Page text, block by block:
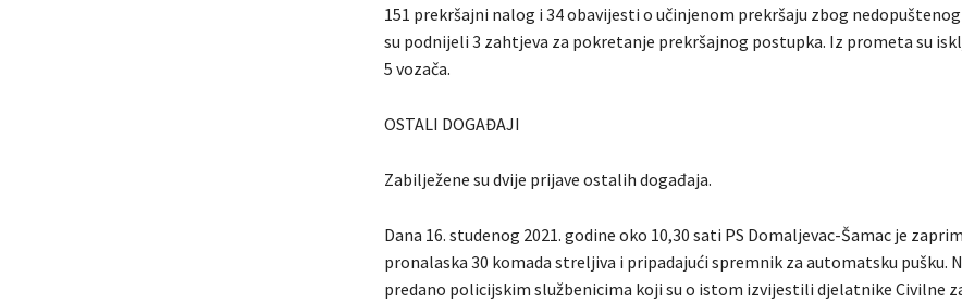
151 prekršajni nalog i 34 obavijesti o učinjenom prekršaju zbog
su podnijeli 3 zahtjeva za pokretanje prekršajnog postupka. Iz prometa su
5 vozača.
OSTALI DOGAĐAJI
Zabilježene su dvije prijave ostalih događaja.
Dana 16. studenog 2021. godine oko 10,30 sati PS Domaljevac-Šamac je
pronalaska 30 komada streljiva i pripadajući spremnik za automatsku pušku.
predano policijskim službenicima koji su o istom izvijestili djelatnike Civilne